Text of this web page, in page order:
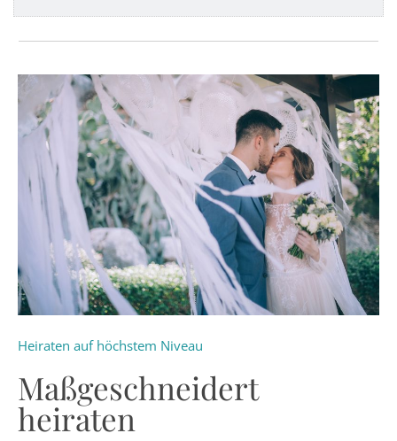
Heiraten auf höchstem Niveau
Maßgeschneidert
heiraten